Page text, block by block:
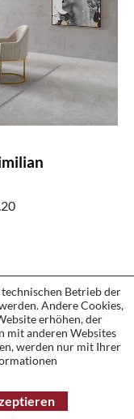
Betrieb der
Andere Cookies,
erhöhen, der
mit anderen Websites
werden nur mit Ihrer